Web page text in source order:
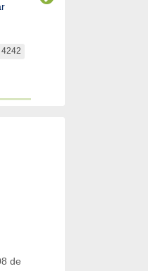
Balanza Electronica para
de